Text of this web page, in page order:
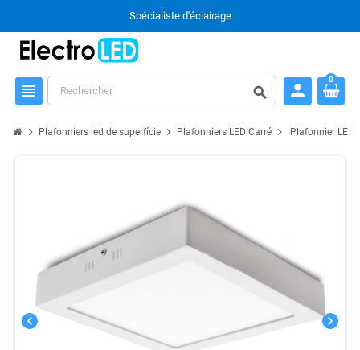
Spécialiste d'éclairage
view_headline search person
0
chevron_right Plafonniers led de superfície chevron_right Plafonniers LED Carré chevron_right Plafonnier LED
chevron_left chevron_right